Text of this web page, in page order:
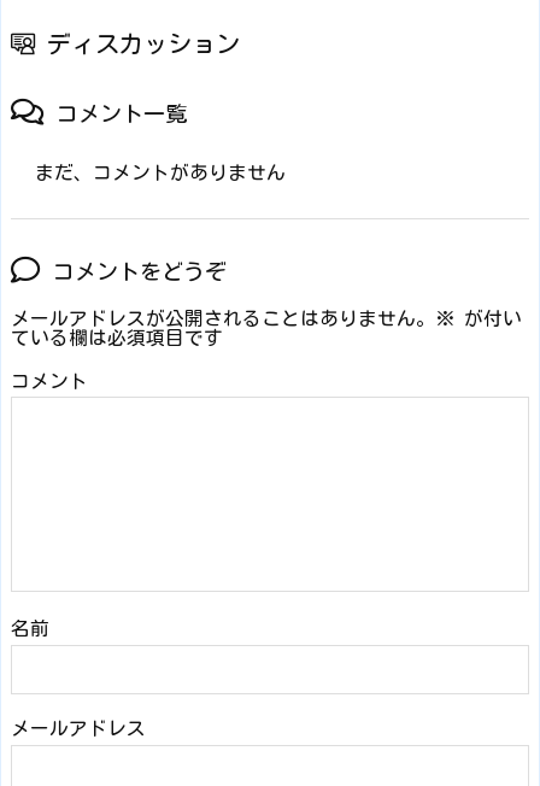
ディスカッション
コメント一覧
まだ、コメントがありません
コメントをどうぞ
メールアドレスが公開されることはありません。 ※ が付い
ている欄は必須項目です
コメント
名前
メールアドレス